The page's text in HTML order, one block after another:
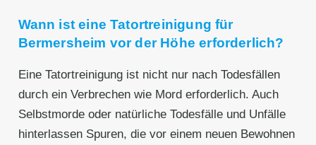
Wann ist eine Tatortreinigung für
Bermersheim vor der Höhe erforderlich?
Eine Tatortreinigung ist nicht nur nach Todesfällen
durch ein Verbrechen wie Mord erforderlich. Auch
Selbstmorde oder natürliche Todesfälle und Unfälle
hinterlassen Spuren, die vor einem neuen Bewohnen